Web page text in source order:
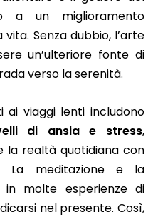
a un miglioramento
Senza dubbio, l’arte
un’ulteriore fonte di
verso la serenità.
ai viaggi lenti includono
di ansia e stress,
realtà quotidiana con
La meditazione e la
in molte esperienze di
nel presente. Così,